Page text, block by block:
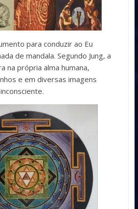
para conduzir ao Eu
de mandala. Segundo Jung, a
na própria alma humana,
e em diversas imagens